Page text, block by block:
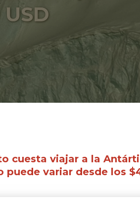
cuesta viajar a la
puede variar desde los